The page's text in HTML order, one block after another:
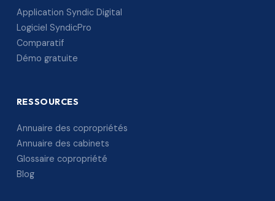
Application Syndic Digital
Logiciel SyndicPro
Comparatif
Démo gratuite
RESSOURCES
Annuaire des copropriétés
Annuaire des cabinets
Glossaire copropriété
Blog